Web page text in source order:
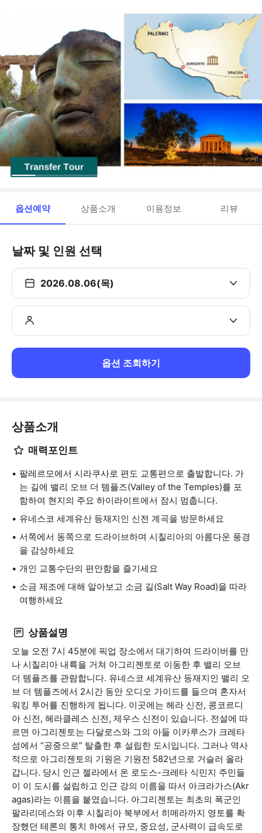
옵션예약 상품소개 이용정보 리뷰
날짜 및 인원 선택
2026.08.06(목)
옵션 조회하기
상품소개
매력포인트
팔레르모에서 시라쿠사로 편도 교통편으로 출발합니다. 가
는 길에 밸리 오브 더 템플즈(Valley of the Temples)를 포
함하여 현지의 주요 하이라이트에서 잠시 멈춥니다.
유네스코 세계유산 등재지인 신전 계곡을 방문하세요
서쪽에서 동쪽으로 드라이브하며 시칠리아의 아름다운 풍경
을 감상하세요
개인 교통수단의 편안함을 즐기세요
소금 제조에 대해 알아보고 소금 길(Salt Way Road)을 따라
여행하세요
상품설명
오늘 오전 7시 45분에 픽업 장소에서 대기하여 드라이버를 만
나 시칠리아 내륙을 거쳐 아그리젠토로 이동한 후 밸리 오브
더 템플즈를 관람합니다. 유네스코 세계유산 등재지인 밸리 오
브 더 템플즈에서 2시간 동안 오디오 가이드를 들으며 혼자서
워킹 투어를 진행하게 됩니다. 이곳에는 헤라 신전, 콩코르디
아 신전, 헤라클레스 신전, 제우스 신전이 있습니다. 전설에 따
르면 아그리젠토는 다달로스와 그의 아들 이카루스가 크레타
섬에서 “공중으로” 탈출한 후 설립한 도시입니다. 그러나 역사
적으로 아그리젠토의 기원은 기원전 582년으로 거슬러 올라
갑니다. 당시 인근 젤라에서 온 로도스-크레타 식민지 주민들
이 이 도시를 설립하고 인근 강의 이름을 따서 아크라가스(Akr
agas)라는 이름을 붙였습니다. 아그리젠토는 최초의 폭군인
팔라리데스와 이후 시칠리아 북부에서 히메라까지 영토를 확
장했던 테론의 통치 하에서 규모, 중요성, 군사력이 급속도로